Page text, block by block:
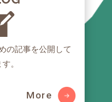
の記事を公開して
。
More